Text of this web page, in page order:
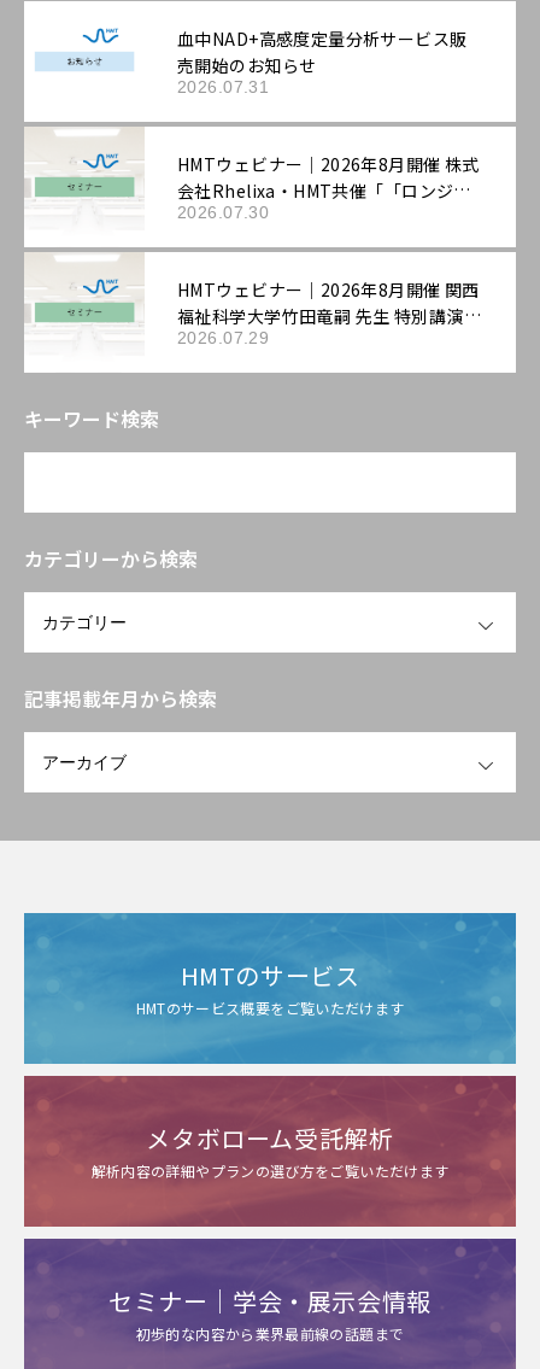
血中NAD+高感度定量分析サービス販
売開始のお知らせ
2026.07.31
HMTウェビナー｜2026年8月開催 株式
会社Rhelixa・HMT共催「「ロンジェ
ビティ」を科学する：最先端の抗老化
評価戦略」
2026.07.30
HMTウェビナー｜2026年8月開催 関西
福祉科学大学竹田竜嗣 先生 特別講演
「第3回機能性表示ラボ：ロンジェビテ
ィ市場の最新動向と「機能性表示食
み立て方」
2026.07.29
キーワード検索
カテゴリーから検索
OPEN
記事掲載年月から検索
OPEN
HMTのサービス
HMTのサービス概要をご覧いただけます
メタボローム受託解析
解析内容の詳細やプランの選び方をご覧いただけます
セミナー｜学会・展示会情報
初歩的な内容から業界最前線の話題まで